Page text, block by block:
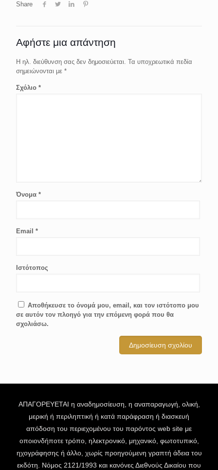
Share
Αφήστε μια απάντηση
Η ηλ. διεύθυνση σας δεν δημοσιεύεται. Τα υποχρεωτικά πεδία
σημειώνονται με *
Σχόλιο *
Όνομα *
Email *
Ιστότοπος
Αποθήκευσε το όνομά μου, email, και τον ιστότοπο μου
σε αυτόν τον πλοηγό για την επόμενη φορά που θα
σχολιάσω.
ΑΠΑΓΟΡΕΥΕΤΑΙ η αναδημοσίευση, η αναπαραγωγή, ολική,
μερική ή περιληπτική ή κατά παράφραση ή διασκευή
απόδοση του περιεχομένου του παρόντος web site με
οποιονδήποτε τρόπο, ηλεκτρονικό, μηχανικό, φωτοτυπικό,
ηχογράφησης ή άλλο, χωρίς προηγούμενη γραπτή άδεια του
εκδότη. Νόμος 2121/1993 και κανόνες Διεθνούς Δικαίου που